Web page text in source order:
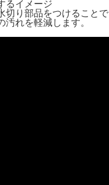
切り部品をつけることで
れを軽減します。